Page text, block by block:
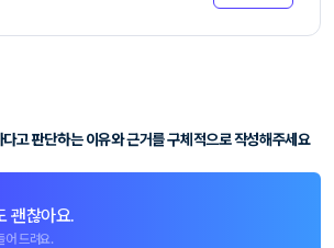
고 판단하는 이유와 근거를 구체적으로 작성해주세요
괜찮아요.
어 드려요.